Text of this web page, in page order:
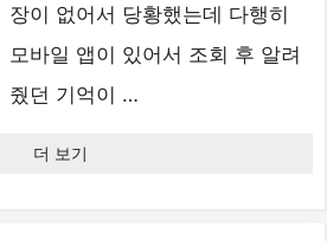
장이 없어서 당황했는데 다행히
모바일 앱이 있어서 조회 후 알려
줬던 기억이 …
더 보기